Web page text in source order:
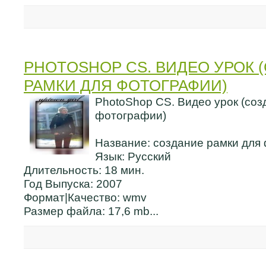
PHOTOSHOP CS. ВИДЕО
РАМКИ ДЛЯ ФОТОГРАФИИ)
PhotoShop CS. Видео урок
фотографии)
Название: создание рамки
Язык: Русский
Длительность: 18 мин.
Год Выпуска: 2007
Формат|Качество: wmv
Размер файла: 17,6 mb...